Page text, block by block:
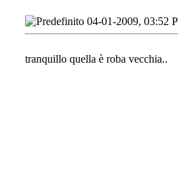
04-01-2009, 03:52
tranquillo quella è roba vecchia..